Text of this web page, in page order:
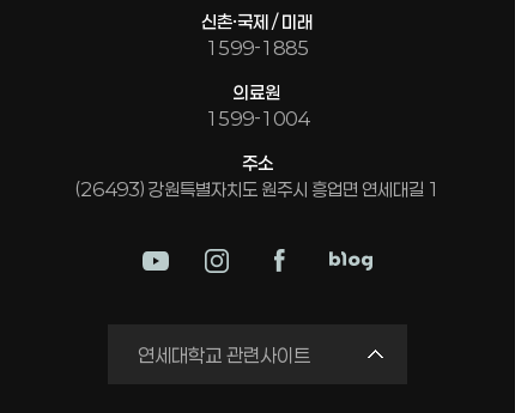
신촌·국제 / 미래
1599-1885
의료원
1599-1004
주소
(26493) 강원특별자치도 원주시 흥업면 연세대길 1
연세대학교 관련사이트
미래평생교육원